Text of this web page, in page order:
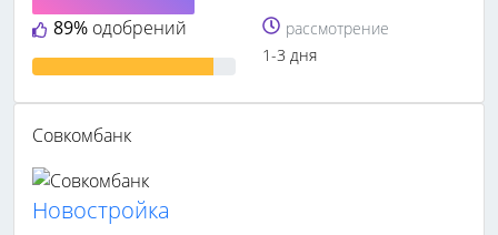
89% одобрений
рассмотрение
1-3 дня
Совкомбанк
Новостройка